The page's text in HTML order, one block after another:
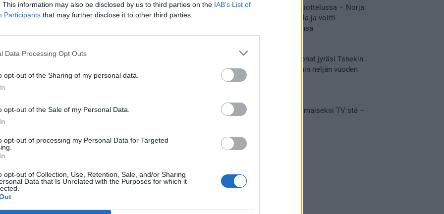
This information may also be disclosed by us to third parties on the IAB’s List of
Participants that may further disclose it to other third parties.
Data Processing Opt Outs
opt-out of the Sharing of my personal data.
opt-out of the Sale of my Personal Data.
opt-out of processing my Personal Data for Targeted
opt-out of Collection, Use, Retention, Sale, and/or Sharing
Data that Is Unrelated with the Purposes for which it
odotusten mukaan, mutta sen sijaan kaukalon
sekä urheilullista että taloudellista tulosta.
areena oli osittain rakennustyömaa ja jos
urheilullinen menestys jäi vajaaksi, pystyimme
tulosta, kertoo Vaasan Sportin toimitusjohtaja
Huikeaa draamaa pronssiottelussa – Norja
kaatoi Kanadan jatkoajalla ja voitti
ensimmäisen MM-mitalinsa
Vakuuttava esitys – Leijonat jyräsi Tshekin
nurin ja eteni mitalipeleihin neljän vuoden
tauon jälkeen
Suomi – Tshekki näkyy ilmaiseksi TV:stä –